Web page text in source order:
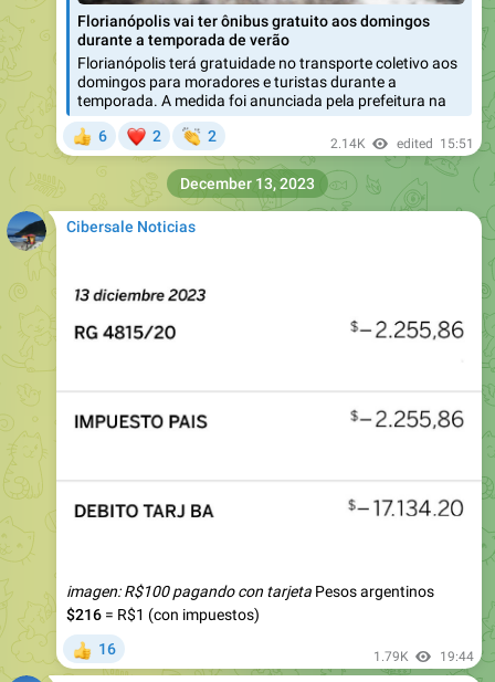
Florianópolis vai ter ônibus gratuito aos domingos
durante a temporada de verão
Florianópolis terá gratuidade no transporte coletivo aos
domingos para moradores e turistas durante a
temporada. A medida foi anunciada pela prefeitura na
6 2
👏
2 2.14K edited 15:51
Cibersale Noticias
imagen: R$100 pagando con tarjeta Pesos argentinos
$216 = R$1 (con impuestos)
16 1.79K 19:44
December 13, 2023